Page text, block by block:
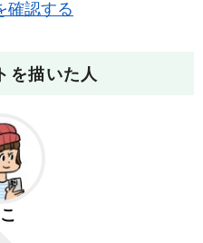
確認する
を描いた人